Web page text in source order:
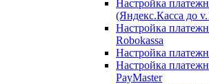
Настройка
(Яндекс.Касса до
Настройка
Robokassa
Настройка
Настройка
PayMaster